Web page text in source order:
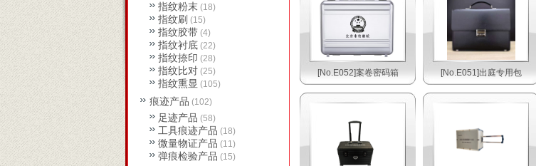
[No.E052]案卷密码箱 [No.E051]出庭专用包
指纹粉末 (18)
指纹刷 (15)
指纹胶带 (4)
指纹衬底 (22)
指纹捺印 (28)
指纹比对 (25)
指纹熏显 (105)
痕迹产品 (102)
足迹产品 (58)
工具痕迹产品 (18)
微量物证产品 (11)
弹痕检验产品 (15)